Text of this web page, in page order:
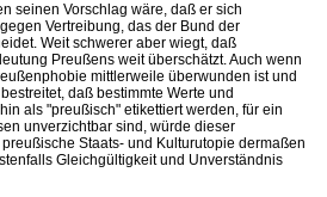
seinen Vorschlag wäre, daß er sich
Vertreibung, das der Bund der
Weit schwerer aber wiegt, daß
Preußens weit überschätzt. Auch wenn
mittlerweile überwunden ist und
daß bestimmte Werte und
als "preußisch" etikettiert werden, für ein
unverzichtbar sind, würde dieser
Staats- und Kulturutopie dermaßen
Gleichgültigkeit und Unverständnis